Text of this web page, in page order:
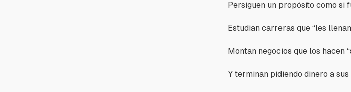
Persiguen un propósito como si
Estudian carreras que “les
Montan negocios que los hacen
Y terminan pidiendo dinero a